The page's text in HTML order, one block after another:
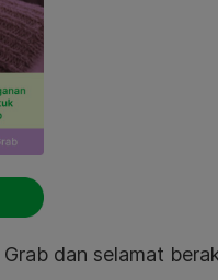
dan selamat